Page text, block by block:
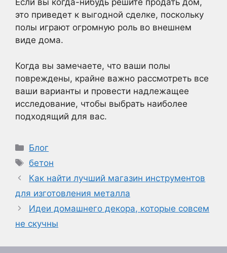
Если вы когда-нибудь решите продать дом,
это приведет к выгодной сделке, поскольку
полы играют огромную роль во внешнем
виде дома.
Когда вы замечаете, что ваши полы
повреждены, крайне важно рассмотреть все
ваши варианты и провести надлежащее
исследование, чтобы выбрать наиболее
подходящий для вас.
Рубрики
Блог
Метки
бетон
Как найти лучший магазин инструментов
для изготовления металла
Идеи домашнего декора, которые совсем
не скучны